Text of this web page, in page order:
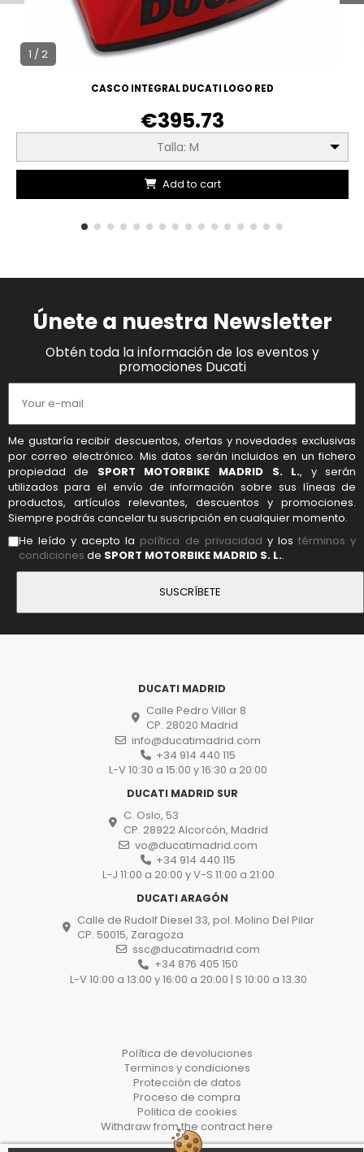
1 / 2
CASCO INTEGRAL DUCATI LOGO RED
€395.73
Talla: M
Add to cart
Únete a nuestra Newsletter
Obtén toda la información de los eventos y
promociones Ducati
Me gustaría recibir descuentos, ofertas y novedades exclusivas
por correo electrónico. Mis datos serán incluidos en un fichero
propiedad de SPORT MOTORBIKE MADRID S. L., y serán
utilizados para el envío de información sobre sus líneas de
productos, artículos relevantes, descuentos y promociones.
Siempre podrás cancelar tu suscripción en cualquier momento.
He leído y acepto la política de privacidad y lostérminos y
condiciones de SPORT MOTORBIKE MADRID S. L..
DUCATI MADRID
Calle Pedro Villar 8
CP. 28020 Madrid
info@ducatimadrid.com
+34 914 440 115
L-V 10:30 a 15:00 y 16:30 a 20:00
DUCATI MADRID SUR
C. Oslo, 53
CP. 28922 Alcorcón, Madrid
vo@ducatimadrid.com
+34 914 440 115
L-J 11:00 a 20:00 y V-S 11:00 a 21:00
DUCATI ARAGÓN
Calle de Rudolf Diesel 33, pol. Molino Del Pilar
CP. 50015, Zaragoza
ssc@ducatimadrid.com
+34 876 405 150
L-V 10:00 a 13:00 y 16:00 a 20:00 | S 10:00 a 13.30
Política de devoluciones
Terminos y condiciones
Protección de datos
Proceso de compra
Politica de cookies
Withdraw from the contract here